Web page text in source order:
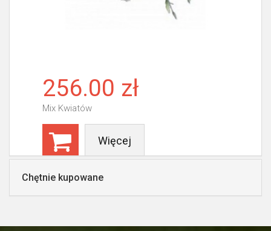
256.00 zł
Mix Kwiatów
Więcej
Chętnie kupowane